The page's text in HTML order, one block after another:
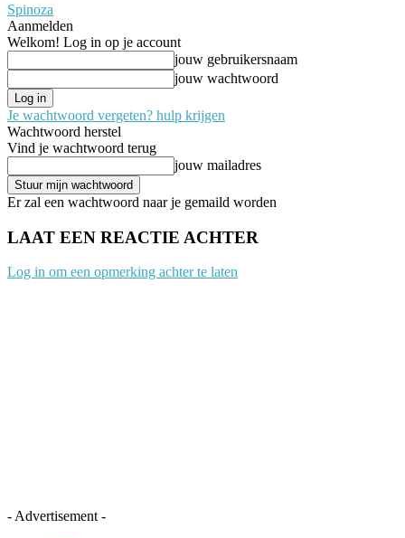
Spinoza
Aanmelden
Welkom! Log in op je account
jouw gebruikersnaam
jouw wachtwoord
Je wachtwoord vergeten? hulp krijgen
Wachtwoord herstel
Vind je wachtwoord terug
jouw mailadres
Er zal een wachtwoord naar je gemaild worden
LAAT EEN REACTIE ACHTER
Log in om een opmerking achter te laten
- Advertisement -